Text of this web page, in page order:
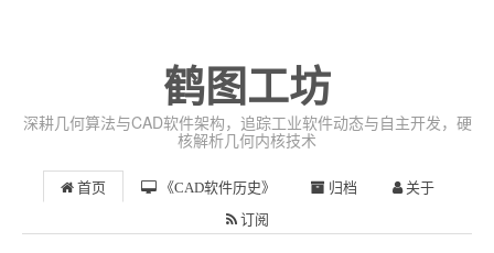
鹤图工坊
深耕几何算法与CAD软件架构，追踪工业软件动态与自主开发，硬
核解析几何内核技术
首页 《CAD软件历史》 归档 关于
订阅